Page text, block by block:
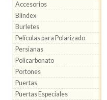
Accesorios
Blindex
Burletes
Películas para Polarizado
Persianas
Policarbonato
Portones
Puertas
Puertas Especiales